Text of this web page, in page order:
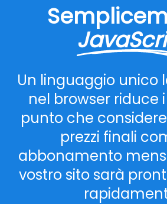
Un linguaggio unico
nel browser riduce
punto che
prezzi finali
abbonamento
vostro sito sarà